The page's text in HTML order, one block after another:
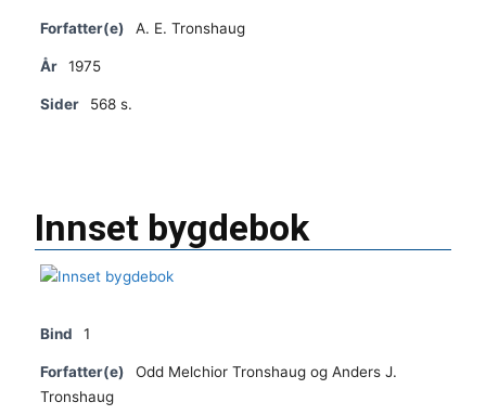
Forfatter(e) A. E. Tronshaug
År 1975
Sider 568 s.
Innset bygdebok
Bind 1
Forfatter(e)
Odd Melchior Tronshaug og Anders J.
Tronshaug